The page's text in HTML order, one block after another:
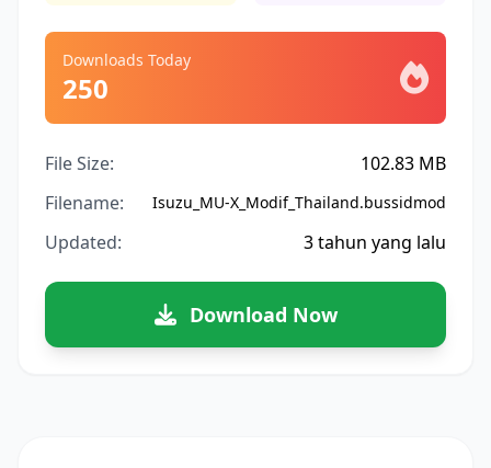
Downloads Today
250
File Size:
102.83 MB
Filename:
Isuzu_MU-X_Modif_Thailand.bussidmod
Updated: 3 tahun yang lalu
Download Now